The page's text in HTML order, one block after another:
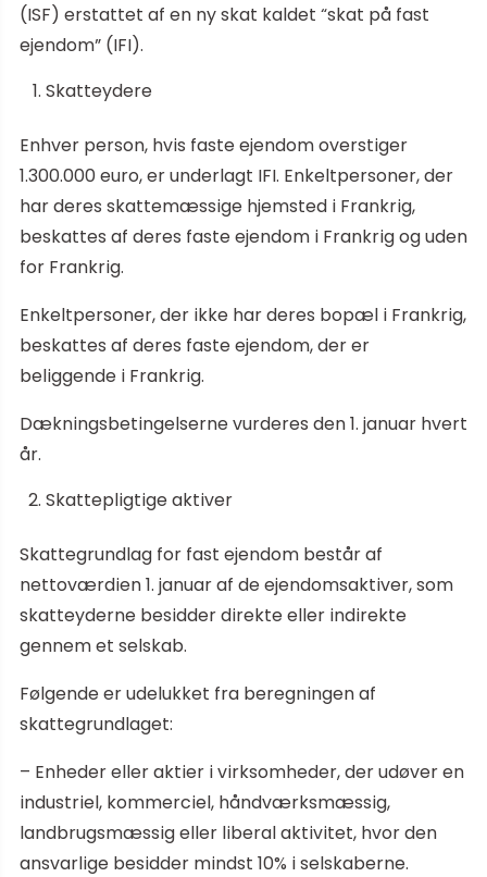
(ISF) erstattet af en ny skat kaldet “skat på fast
ejendom” (IFI).
Skatteydere
Enhver person, hvis faste ejendom overstiger
1.300.000 euro, er underlagt IFI. Enkeltpersoner, der
har deres skattemæssige hjemsted i Frankrig,
beskattes af deres faste ejendom i Frankrig og uden
for Frankrig.
Enkeltpersoner, der ikke har deres bopæl i Frankrig,
beskattes af deres faste ejendom, der er
beliggende i Frankrig.
Dækningsbetingelserne vurderes den 1. januar hvert
år.
Skattepligtige aktiver
Skattegrundlag for fast ejendom består af
nettoværdien 1. januar af de ejendomsaktiver, som
skatteyderne besidder direkte eller indirekte
gennem et selskab.
Følgende er udelukket fra beregningen af ​​
skattegrundlaget:
– Enheder eller aktier i virksomheder, der udøver en
industriel, kommerciel, håndværksmæssig,
landbrugsmæssig eller liberal aktivitet, hvor den
ansvarlige besidder mindst 10% i selskaberne.